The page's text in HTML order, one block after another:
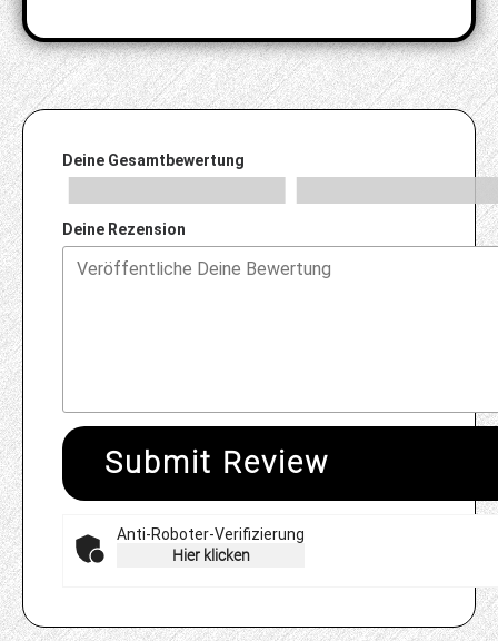
Deine Gesamtbewertung
Deine Rezension
Submit Review
Anti-Roboter-Verifizierung
Hier klicken